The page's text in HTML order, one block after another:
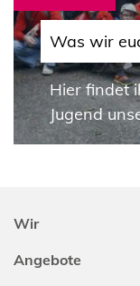
Was wir
Hier findet
Jugend
Wir
Angebote